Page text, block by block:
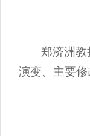
郑济洲
演变、主要